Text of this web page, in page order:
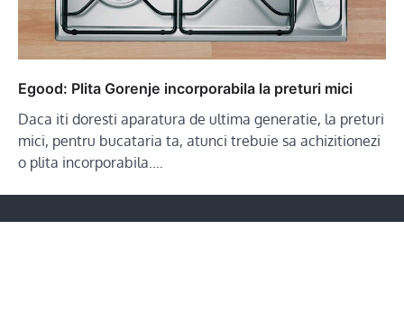
Egood: Plita Gorenje incorporabila la preturi mici
Daca iti doresti aparatura de ultima generatie, la preturi
mici, pentru bucataria ta, atunci trebuie sa achizitionezi
o plita incorporabila.…